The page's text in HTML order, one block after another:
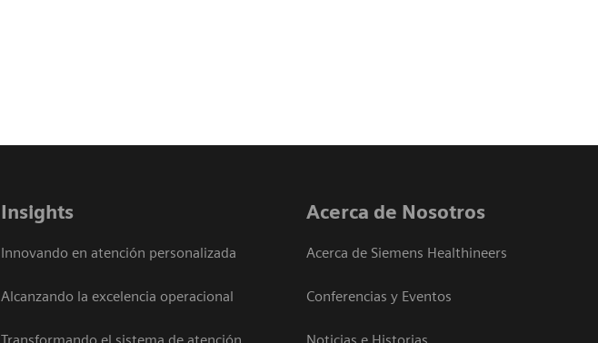
Insights
Innovando en atención personalizada
Alcanzando la excelencia operacional
Acerca de Nosotros
Acerca de Siemens Healthineers
Conferencias y Eventos